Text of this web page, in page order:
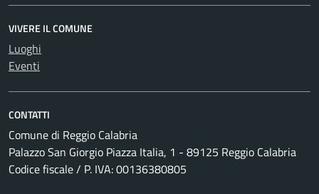
VIVERE IL COMUNE
Luoghi
Eventi
CONTATTI
Comune di Reggio Calabria
Palazzo San Giorgio Piazza Italia, 1 - 89125 Reggio Calabria
Codice fiscale / P. IVA: 00136380805